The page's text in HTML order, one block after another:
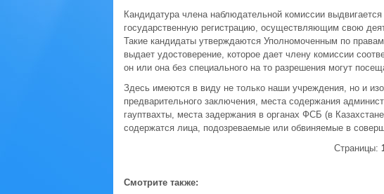
Кандидатура члена наблюдательной комиссии
государственную регистрацию, осуществляющим свою
Такие кандидаты утверждаются Уполномоченным по
выдает удостоверение, которое дает члену комиссии
он или она без специального на то разрешения могут
Здесь имеются в виду не только наши учреждения, но и
предварительного заключения, места содержания
гауптвахты, места задержания в органах ФСБ (в
содержатся лица, подозреваемые или обвиняемые в
Страницы:
Смотрите также: